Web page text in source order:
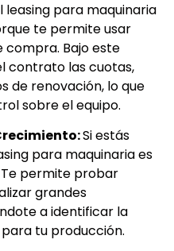
leasing para maquinaria
te permite usar
compra. Bajo este
contrato las cuotas,
de renovación, lo que
sobre el equipo.
Si estás
para maquinaria es
permite probar
grandes
a identificar la
tu producción.